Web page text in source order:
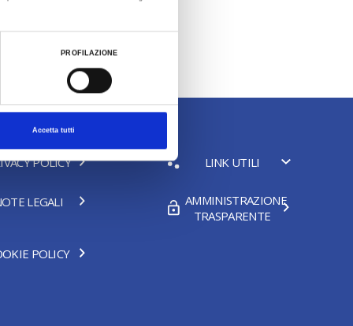
PROFILAZIONE
Accetta tutti
POLICY LINK UTILI
LEGALI
AMMINISTRAZIONE
TRASPARENTE
POLICY